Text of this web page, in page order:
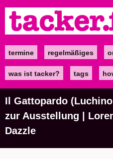
zum
Inhalt
Maintermine regelmäßiges
was ist tacker? tags
Il Gattopardo
zur Ausstellung |
Dazzle